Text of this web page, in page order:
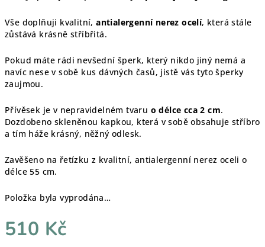
Vše doplňuji kvalitní,antialergenní nerez ocelí, která stále
zůstává krásně stříbřitá.
Pokud máte rádi nevšední šperk, který nikdo jiný nemá a
navíc nese v sobě kus dávných časů, jistě vás tyto šperky
zaujmou.
Přívěsek je v nepravidelném tvaru o délce cca 2 cm.
Dozdobeno skleněnou kapkou, která v sobě obsahuje stříbro
a tím háže krásný, něžný odlesk.
Zavěšeno na řetízku z kvalitní, antialergenní nerez oceli o
délce 55 cm.
Položka byla vyprodána…
510 Kč